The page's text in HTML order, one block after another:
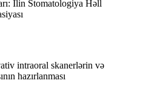
İlin Stomatologiya Həll
intraoral skanerlərin və
hazırlanması